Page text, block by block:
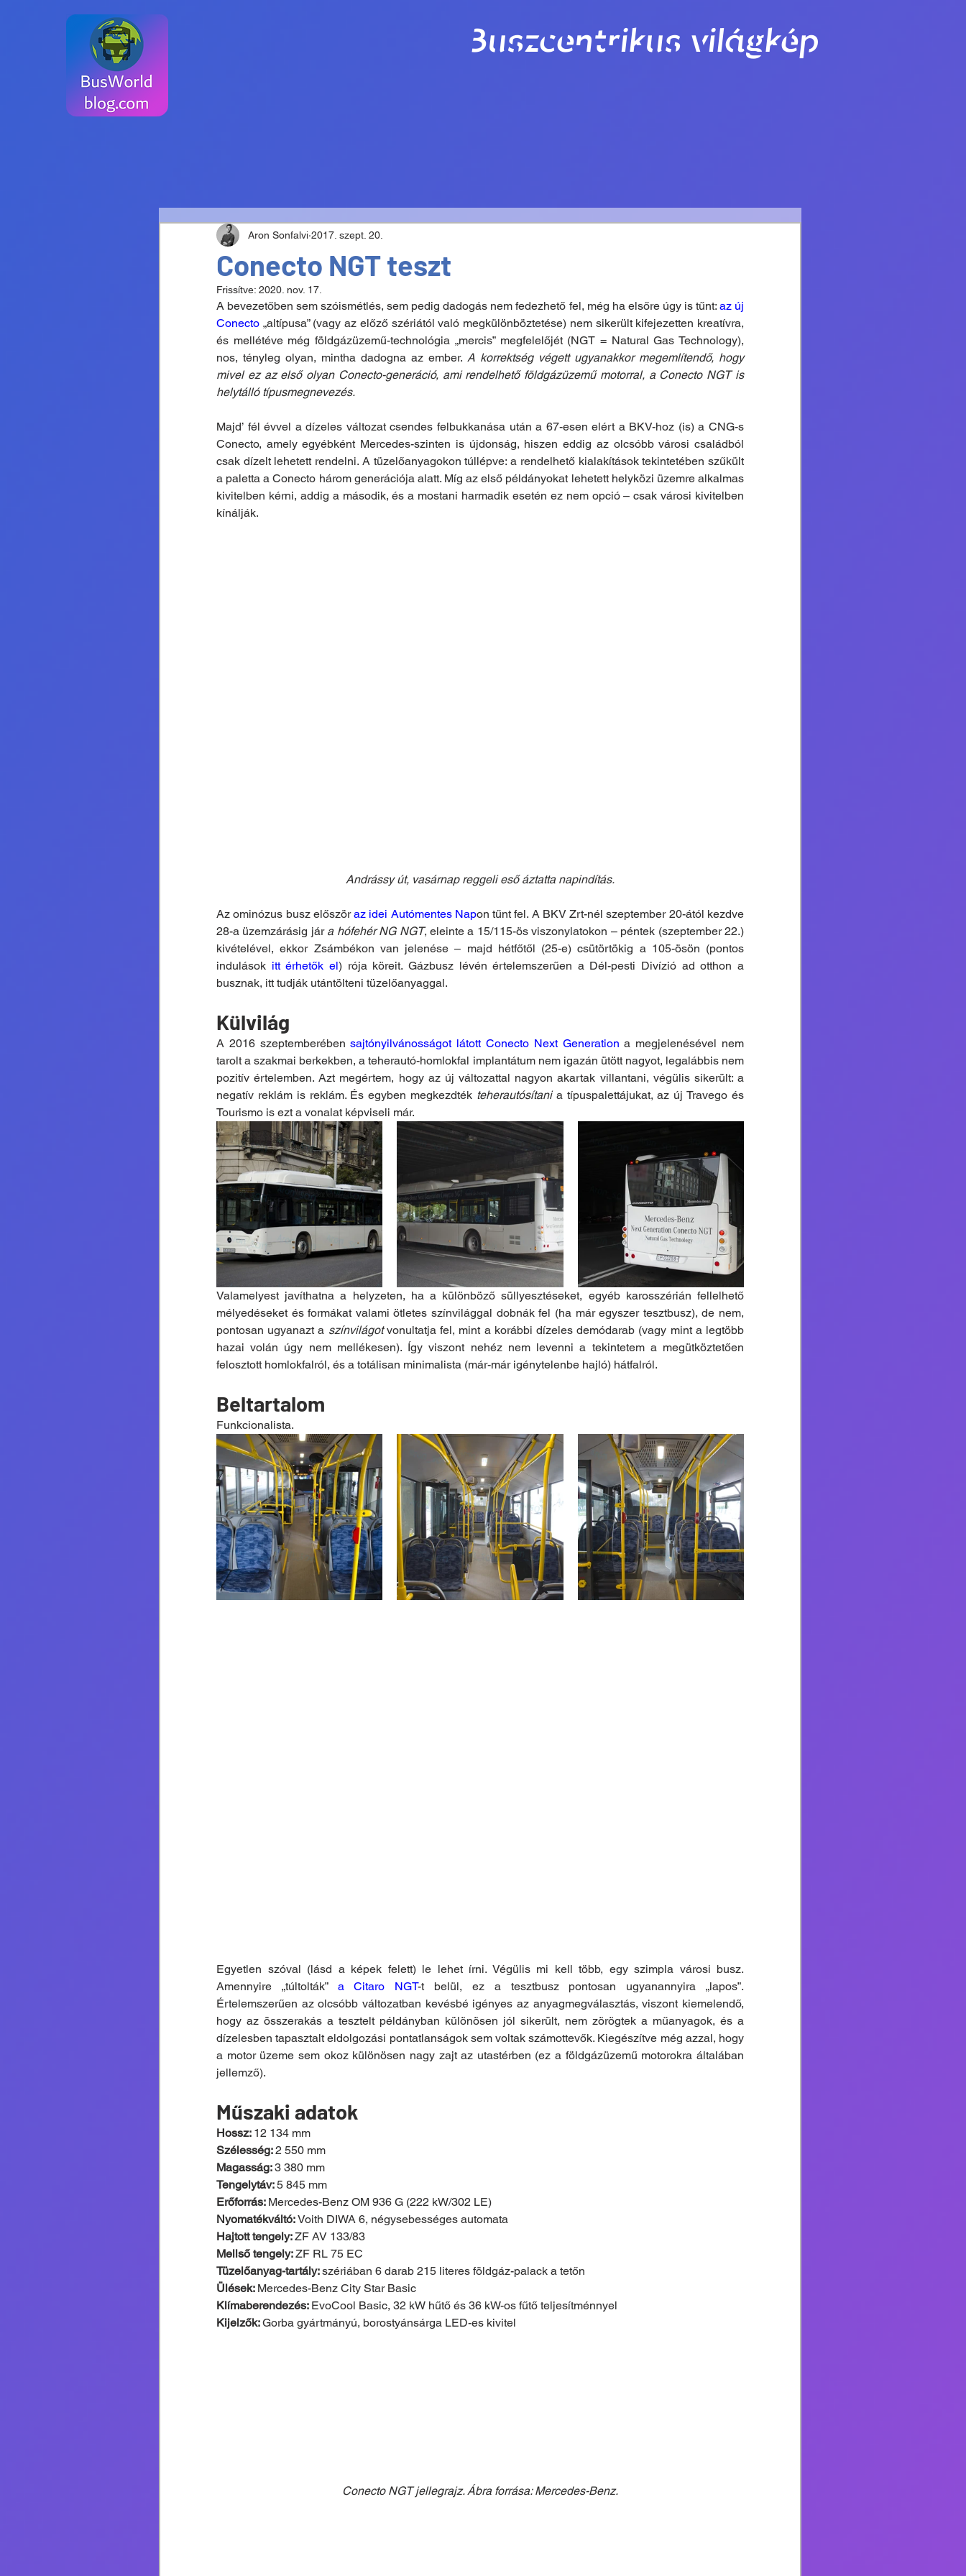
Buszcentrikus világkép
Conecto NGT teszt
Aron Sonfalvi 2017. szept. 20.
Frissítve: 2020. nov. 17.
A bevezetőben sem szóismétlés, sem pedig dadogás nem fedezhető fel, még ha elsőre úgy is tűnt: az új
Conecto „altípusa” (vagy az előző szériától való megkülönböztetése) nem sikerült kifejezetten kreatívra,
és mellétéve még földgázüzemű-technológia „mercis” megfelelőjét (NGT = Natural Gas Technology),
nos, tényleg olyan, mintha dadogna az ember. A korrektség végett ugyanakkor megemlítendő, hogy
mivel ez az első olyan Conecto-generáció, ami rendelhető földgázüzemű motorral, a Conecto NGT is
helytálló típusmegnevezés.
Majd’ fél évvel a dízeles változat csendes felbukkanása után a 67-esen elért a BKV-hoz (is) a CNG-s
Conecto, amely egyébként Mercedes-szinten is újdonság, hiszen eddig az olcsóbb városi családból
csak dízelt lehetett rendelni. A tüzelőanyagokon túllépve: a rendelhető kialakítások tekintetében szűkült
a paletta a Conecto három generációja alatt. Míg az első példányokat lehetett helyközi üzemre alkalmas
kivitelben kérni, addig a második, és a mostani harmadik esetén ez nem opció – csak városi kivitelben
kínálják.
Andrássy út, vasárnap reggeli eső áztatta napindítás.
Az ominózus busz először az idei Autómentes Napon tűnt fel. A BKV Zrt-nél szeptember 20-ától kezdve
28-a üzemzárásig jár a hófehér NG NGT, eleinte a 15/115-ös viszonylatokon – péntek (szeptember 22.)
kivételével, ekkor Zsámbékon van jelenése – majd hétfőtől (25-e) csütörtökig a 105-ösön (pontos
indulások itt érhetők el) rója köreit. Gázbusz lévén értelemszerűen a Dél-pesti Divízió ad otthon a
busznak, itt tudják utántölteni tüzelőanyaggal.
Külvilág
A 2016 szeptemberében sajtónyilvánosságot látott Conecto Next Generation a megjelenésével nem
tarolt a szakmai berkekben, a teherautó-homlokfal implantátum nem igazán ütött nagyot, legalábbis nem
pozitív értelemben. Azt megértem, hogy az új változattal nagyon akartak villantani, végülis sikerült: a
negatív reklám is reklám. És egyben megkezdték teherautósítani a típuspalettájukat, az új Travego és
Tourismo is ezt a vonalat képviseli már.
Valamelyest javíthatna a helyzeten, ha a különböző süllyesztéseket, egyéb karosszérián fellelhető
mélyedéseket és formákat valami ötletes színvilággal dobnák fel (ha már egyszer tesztbusz), de nem,
pontosan ugyanazt a színvilágot vonultatja fel, mint a korábbi dízeles demódarab (vagy mint a legtöbb
hazai volán úgy nem mellékesen). Így viszont nehéz nem levenni a tekintetem a megütköztetően
felosztott homlokfalról, és a totálisan minimalista (már-már igénytelenbe hajló) hátfalról.
Beltartalom
Funkcionalista.
Egyetlen szóval (lásd a képek felett) le lehet írni. Végülis mi kell több, egy szimpla városi busz.
Amennyire „túltolták” a Citaro NGT-t belül, ez a tesztbusz pontosan ugyanannyira „lapos”.
Értelemszerűen az olcsóbb változatban kevésbé igényes az anyagmegválasztás, viszont kiemelendő,
hogy az összerakás a tesztelt példányban különösen jól sikerült, nem zörögtek a műanyagok, és a
dízelesben tapasztalt eldolgozási pontatlanságok sem voltak számottevők. Kiegészítve még azzal, hogy
a motor üzeme sem okoz különösen nagy zajt az utastérben (ez a földgázüzemű motorokra általában
jellemző).
Műszaki adatok
Hossz: 12 134 mm
Szélesség: 2 550 mm
Magasság: 3 380 mm
Tengelytáv: 5 845 mm
Erőforrás: Mercedes-Benz OM 936 G (222 kW/302 LE)
Nyomatékváltó: Voith DIWA 6, négysebességes automata
Hajtott tengely: ZF AV 133/83
Mellső tengely: ZF RL 75 EC
Tüzelőanyag-tartály: szériában 6 darab 215 literes földgáz-palack a tetőn
Ülések: Mercedes-Benz City Star Basic
Klímaberendezés: EvoCool Basic, 32 kW hűtő és 36 kW-os fűtő teljesítménnyel
Kijelzők: Gorba gyártmányú, borostyánsárga LED-es kivitel
Conecto NGT jellegrajz. Ábra forrása: Mercedes-Benz.